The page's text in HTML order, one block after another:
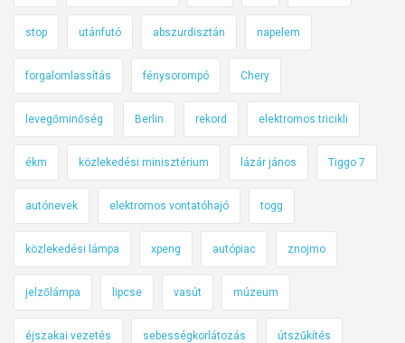
stop utánfutó abszurdisztán napelem
forgalomlassítás fénysorompó Chery
levegőminőség Berlin rekord elektromos tricikli
ékm közlekedési minisztérium lázár jános Tiggo 7
autónevek elektromos vontatóhajó togg
közlekedési lámpa xpeng autópiac znojmo
jelzőlámpa lipcse vasút múzeum
éjszakai vezetés sebességkorlátozás útszűkítés